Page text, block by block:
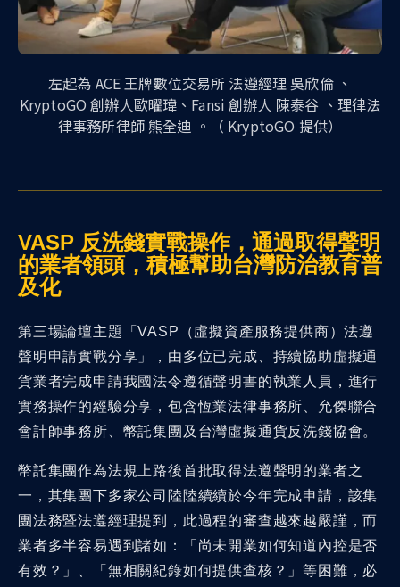
左起為 ACE 王牌數位交易所 法遵經理 吳欣倫 、
KryptoGO 創辦人歐曜瑋、Fansi 創辦人 陳泰谷 、理律法
律事務所律師 熊全迪 。（ KryptoGO 提供）
VASP 反洗錢實戰操作，通過取得聲明
的業者領頭，積極幫助台灣防治教育普
及化
第三場論壇主題「VASP（虛擬資產服務提供商）法遵
聲明申請實戰分享」，由多位已完成、持續協助虛擬通
貨業者完成申請我國法令遵循聲明書的執業人員，進行
實務操作的經驗分享，包含恆業法律事務所、允傑聯合
會計師事務所、幣託集團及台灣虛擬通貨反洗錢協會。
幣託集團作為法規上路後首批取得法遵聲明的業者之
一，其集團下多家公司陸陸續續於今年完成申請，該集
團法務暨法遵經理提到，此過程的審查越來越嚴謹，而
業者多半容易遇到諸如：「尚未開業如何知道內控是否
有效？」、「無相關紀錄如何提供查核？」等困難，必